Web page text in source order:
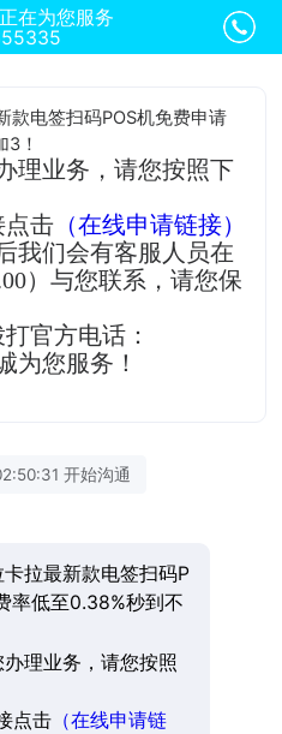
在为您服务
款电签扫码POS机免费申请
3！
理业务，请您按照下
点击 （在线申请链接）
我们会有客服人员在
）与您联系，请您保
官方电话：
为您服务！
开始沟通
拉最新款电签扫码P
率低至0.38%秒到不
理业务，请您按照
点击（在线申请链